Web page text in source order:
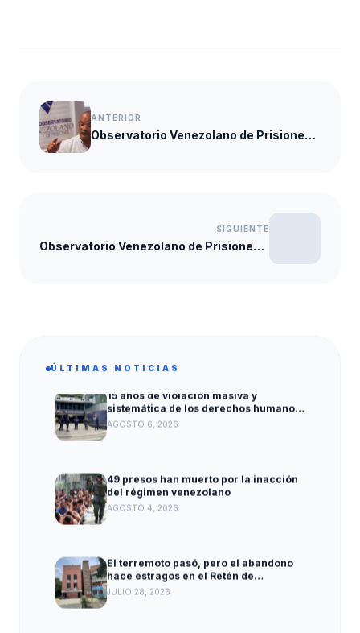
ANTERIOR
Observatorio Venezolano de Prisiones: Descentralizar las cárceles le quitaría poder a los convictos
SIGUIENTE
Observatorio Venezolano de Prisiones presentará el Portafolio de Propuestas Penitenciarias en Mérida
ÚLTIMAS NOTICIAS
15 años de violación masiva y
en el Ministerio Penitenciario
AGOSTO 6, 2026
AGOSTO 4, 2026
Caraballeda
JULIO 28, 2026